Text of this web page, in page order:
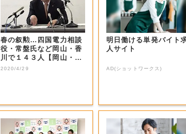
春の叙勲…四国電力相談
役・常盤氏など岡山・香
川で１４３人【岡山・香
川】
2020/4/29
明日働ける単発バイト
人サイト
AD(ショットワークス)